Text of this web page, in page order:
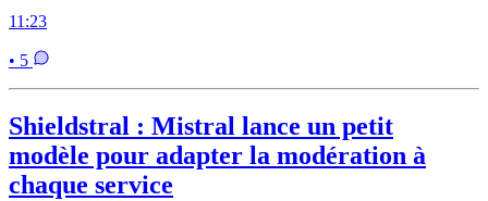
11:23
• 5
Shieldstral : Mistral lance un petit
modèle pour adapter la modération à
chaque service